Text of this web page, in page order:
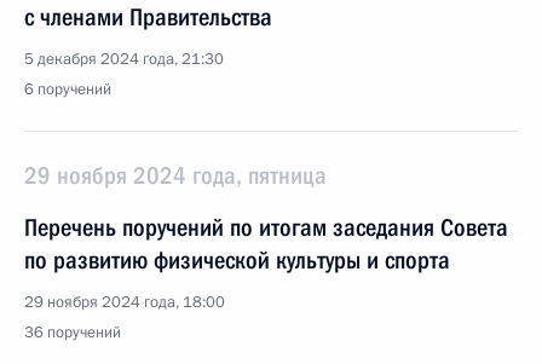
с членами Правительства
5 декабря 2024 года, 21:30
6 поручений
29 ноября 2024 года, пятница
Перечень поручений по итогам заседания Совета
по развитию физической культуры и спорта
29 ноября 2024 года, 18:00
36 поручений